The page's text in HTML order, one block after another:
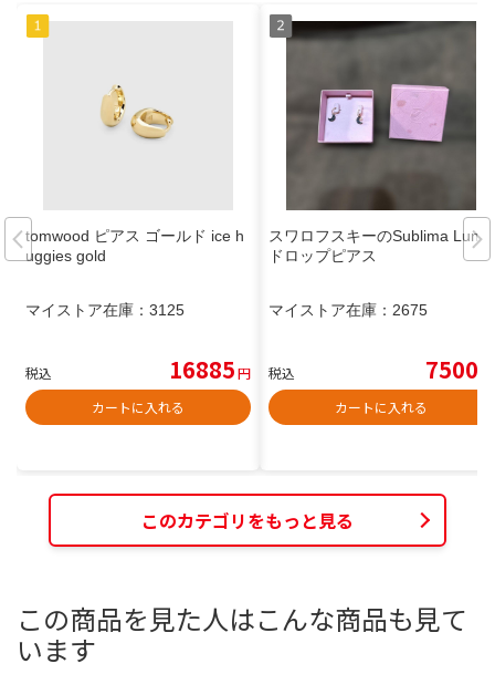
tomwood ピアス ゴールド ice h
uggies gold
マイストア在庫： 3125
税込 16885円
カートに入れる
スワロフスキーのSublima Luna
ドロップピアス
マイストア在庫： 2675
税込 7500
カートに入れる
このカテゴリをもっと見る
この商品を見た人はこんな商品も見て
います